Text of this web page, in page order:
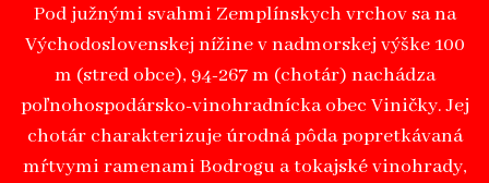
Pod južnými svahmi Zemplínskych vrchov sa na
Východoslovenskej nížine v nadmorskej výške 100
m (stred obce), 94-267 m (chotár) nachádza
poľnohospodársko-vinohradnícka obec Viničky. Jej
chotár charakterizuje úrodná pôda popretkávaná
mŕtvymi ramenami Bodrogu a tokajské vinohrady,